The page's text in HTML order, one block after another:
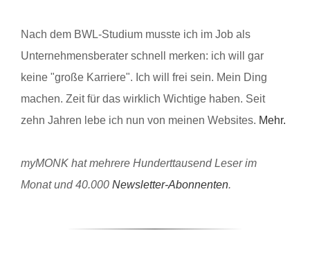
Nach dem BWL-Studium musste ich im Job als
Unternehmensberater schnell merken: ich will gar
keine "große Karriere". Ich will frei sein. Mein Ding
machen. Zeit für das wirklich Wichtige haben. Seit
zehn Jahren lebe ich nun von meinen Websites. Mehr.
myMONK hat mehrere Hunderttausend Leser im
Monat und 40.000 Newsletter-Abonnenten.